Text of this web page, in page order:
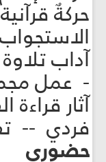
- عمل
فردي --
حضوري